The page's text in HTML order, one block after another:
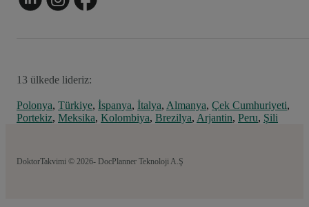
13 ülkede lideriz:
Polonya, Türkiye, İspanya, İtalya, Almanya, Çek Cumhuriyeti,
Portekiz, Meksika, Kolombiya, Brezilya, Arjantin, Peru, Şili
DoktorTakvimi © 2026- DocPlanner Teknoloji A.Ş